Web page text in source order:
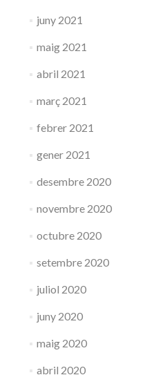
juny 2021
maig 2021
abril 2021
març 2021
febrer 2021
gener 2021
desembre 2020
novembre 2020
octubre 2020
setembre 2020
juliol 2020
juny 2020
maig 2020
abril 2020